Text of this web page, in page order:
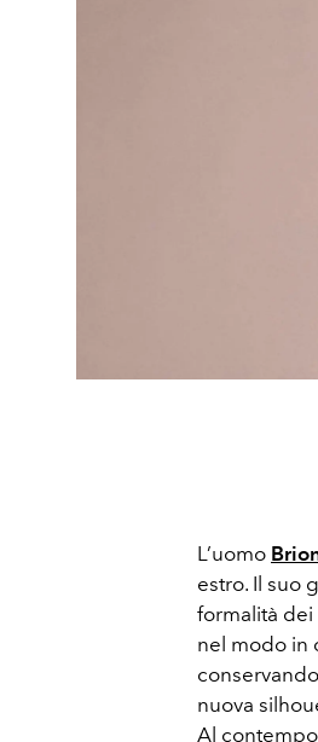
L’uomo
estro. Il suo
formalità dei
nel modo in
nuova
Al